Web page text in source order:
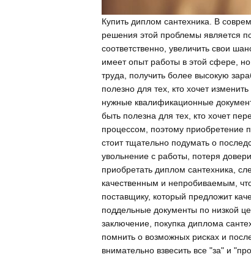
Купить диплом сантехника. В
решения этой проблемы является
соответственно, увеличить свои
имеет опыт работы в этой сфере,
труда, получить более высокую
полезно для тех, кто хочет
нужные квалификационные
быть полезна для тех, кто хочет
процессом, поэтому приобретение
стоит тщательно подумать о
увольнение с работы, потеря
приобретать диплом сантехника,
качественным и непробиваемым,
поставщику, который предложит
поддельные документы по низкой
заключение, покупка диплома
помнить о возможных рисках и
внимательно взвесить все "за" и